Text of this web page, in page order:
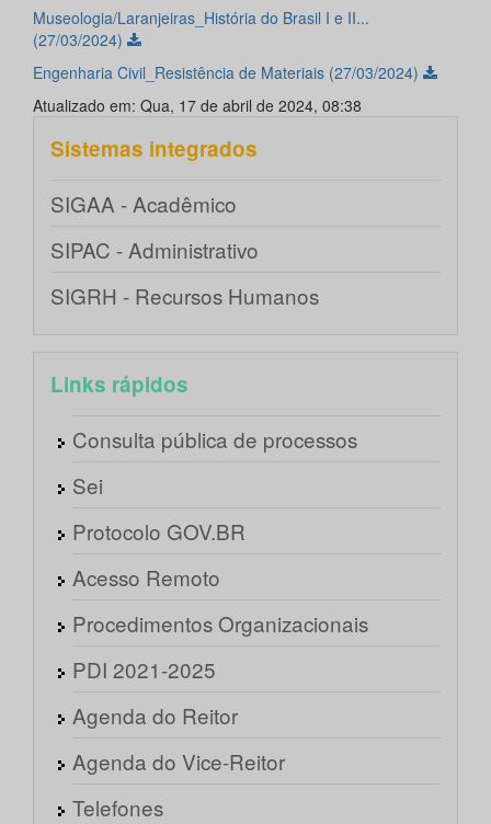
Museologia/Laranjeiras_História do Brasil I e II...
(27/03/2024)
Engenharia Civil_Resistência de Materiais (27/03/2024)
Atualizado em: Qua, 17 de abril de 2024, 08:38
Sistemas integrados
SIGAA - Acadêmico
SIPAC - Administrativo
SIGRH - Recursos Humanos
Links rápidos
Consulta pública de processos
Sei
Protocolo GOV.BR
Acesso Remoto
Procedimentos Organizacionais
PDI 2021-2025
Agenda do Reitor
Agenda do Vice-Reitor
Telefones